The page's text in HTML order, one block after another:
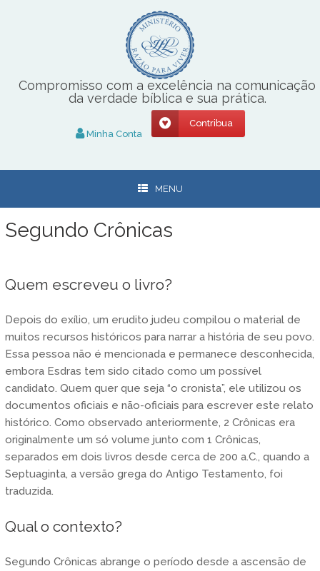
Compromisso com a excelência na comunicação
da verdade bíblica e sua prática.
Minha Conta
Contribua
MENU
Segundo Crônicas
Quem escreveu o livro?
Depois do exílio, um erudito judeu compilou o material de
muitos recursos históricos para narrar a história de seu povo.
Essa pessoa não é mencionada e permanece desconhecida,
embora Esdras tem sido citado como um possível
candidato. Quem quer que seja “o cronista”, ele utilizou os
documentos oficiais e não-oficiais para escrever este relato
histórico. Como observado anteriormente, 2 Crônicas era
originalmente um só volume junto com 1 Crônicas,
separados em dois livros desde cerca de 200 a.C., quando a
Septuaginta, a versão grega do Antigo Testamento, foi
traduzida.
Qual o contexto?
Segundo Crônicas abrange o período desde a ascensão de